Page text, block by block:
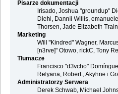
Pisarze dokumentacji
Irisado, Joshua "groundup"
Diehl, Dannii Willis,
Thorsen, Jade Elizabeth
Marketing
Will "Kindred" Wagner,
[n3rve]" Otowo, rickC, Tony
Tłumacze
Francisco "d3vcho"
Relyana, Robert., Akyhne i
Administratorzy Serwera
Derek Schwab, Michael